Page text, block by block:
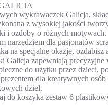
wykrawaczek Galicja,
z wysokiej jakości
i ozdoby o różnych motywach.
narzędziem dla pasjonatów
na specjalne okazje,
zapewniają
do użytku przez dzieci,
dla kreatywnych
dzieł.
do koszyka zestaw 6